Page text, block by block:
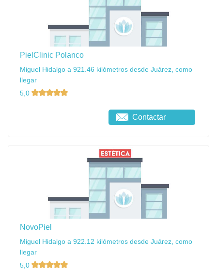
PielClinic Polanco
Miguel Hidalgo a 921.46 kilómetros desde Juárez, como
llegar
5,0
Contactar
NovoPiel
Miguel Hidalgo a 922.12 kilómetros desde Juárez, como
llegar
5,0